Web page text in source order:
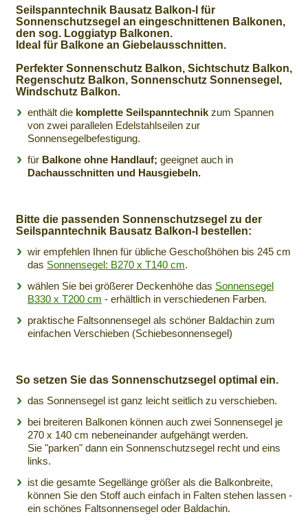
Seilspanntechnik Bausatz Balkon-I für
Sonnenschutzsegel an eingeschnittenen Balkonen,
den sog. Loggiatyp Balkonen.
Ideal für Balkone an Giebelausschnitten.
Perfekter Sonnenschutz Balkon, Sichtschutz Balkon,
Regenschutz Balkon, Sonnenschutz Sonnensegel,
Windschutz Balkon.
enthält die komplette Seilspanntechnik zum Spannen
von zwei parallelen Edelstahlseilen zur
Sonnensegelbefestigung.
für Balkone ohne Handlauf; geeignet auch in
Dachausschnitten und Hausgiebeln.
Bitte die passenden Sonnenschutzsegel zu der
Seilspanntechnik Bausatz Balkon-I bestellen:
wir empfehlen Ihnen für übliche Geschoßhöhen bis 245 cm
das Sonnensegel: B270 x T140 cm.
wählen Sie bei größerer Deckenhöhe das Sonnensegel
B330 x T200 cm - erhältlich in verschiedenen Farben.
praktische Faltsonnensegel als schöner Baldachin zum
einfachen Verschieben (Schiebesonnensegel)
So setzen Sie das Sonnenschutzsegel optimal ein.
das Sonnensegel ist ganz leicht seitlich zu verschieben.
bei breiteren Balkonen können auch zwei Sonnensegel je
270 x 140 cm nebeneinander aufgehängt werden.
Sie "parken" dann ein Sonnenschutzsegel recht und eins
links.
ist die gesamte Segellänge größer als die Balkonbreite,
können Sie den Stoff auch einfach in Falten stehen lassen -
ein schönes Faltsonnensegel oder Baldachin.